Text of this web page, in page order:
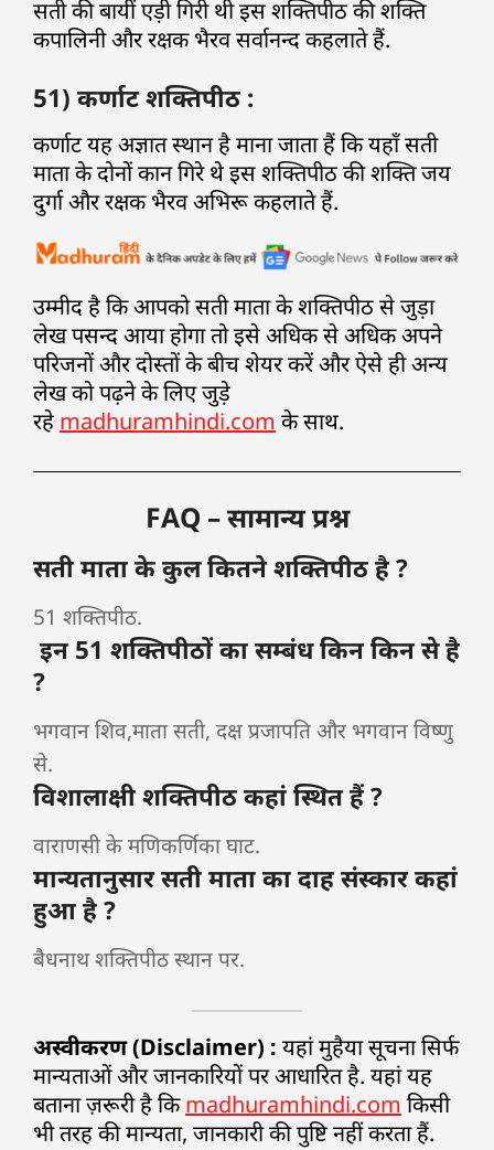
सती की बायीं एड़ी गिरी थी इस शक्तिपीठ की शक्ति
कपालिनी और रक्षक भैरव सर्वानन्द कहलाते हैं.
51) कर्णाट शक्तिपीठ :
कर्णाट यह अज्ञात स्थान है माना जाता हैं कि यहाँ सती
माता के दोनों कान गिरे थे इस शक्तिपीठ की शक्ति जय
दुर्गा और रक्षक भैरव अभिरू कहलाते हैं.
उम्मीद है कि आपको सती माता के शक्तिपीठ से जुड़ा
लेख पसन्द आया होगा तो इसे अधिक से अधिक अपने
परिजनों और दोस्तों के बीच शेयर करें और ऐसे ही अन्य
लेख को पढ़ने के लिए जुड़े
रहे madhuramhindi.com के साथ.
FAQ – सामान्य प्रश्न
सती माता के कुल कितने शक्तिपीठ है ?
51 शक्तिपीठ.
इन 51 शक्तिपीठों का सम्बंध किन किन से है
?
भगवान शिव,माता सती, दक्ष प्रजापति और भगवान विष्णु
से.
विशालाक्षी शक्तिपीठ कहां स्थित हैं ?
वाराणसी के मणिकर्णिका घाट.
मान्यतानुसार सती माता का दाह संस्कार कहां
हुआ है ?
बैधनाथ शक्तिपीठ स्थान पर.
अस्वीकरण (Disclaimer) : यहां मुहैया सूचना सिर्फ
मान्यताओं और जानकारियों पर आधारित है. यहां यह
बताना ज़रूरी है किmadhuramhindi.com किसी
भी तरह की मान्यता, जानकारी की पुष्टि नहीं करता हैं.